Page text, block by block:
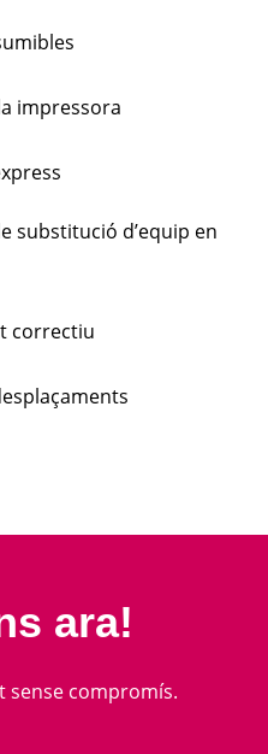
impressora
substitució d’equip en
correctiu
ara!
sense compromís.